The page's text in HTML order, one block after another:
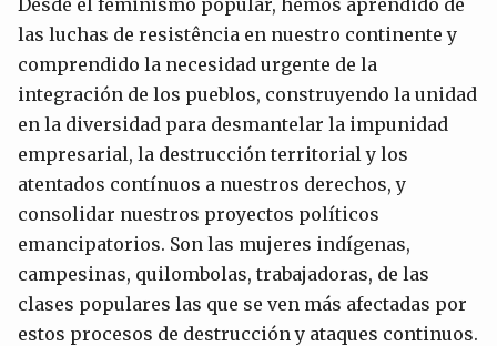
las luchas de resistência en nuestro continente y
comprendido la necesidad urgente de la
integración de los pueblos, construyendo la unidad
en la diversidad para desmantelar la impunidad
empresarial, la destrucción territorial y los
atentados contínuos a nuestros derechos, y
consolidar nuestros proyectos políticos
emancipatorios. Son las mujeres indígenas,
campesinas, quilombolas, trabajadoras, de las
clases populares las que se ven más afectadas por
estos procesos de destrucción y ataques continuos.